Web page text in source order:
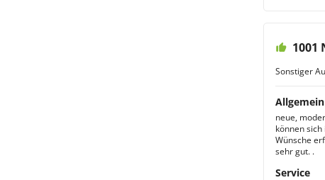
1001
Sonstiger
neue,
können
Wünsche
sehr gut. .
Service